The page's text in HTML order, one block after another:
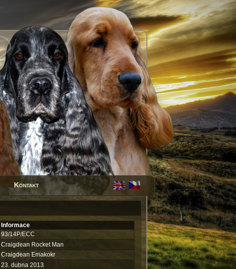
Kontakt
Informace
93/14P/ECC
Craigdean Rocket Man
Craigdean Emakokr
23. dubna 2013